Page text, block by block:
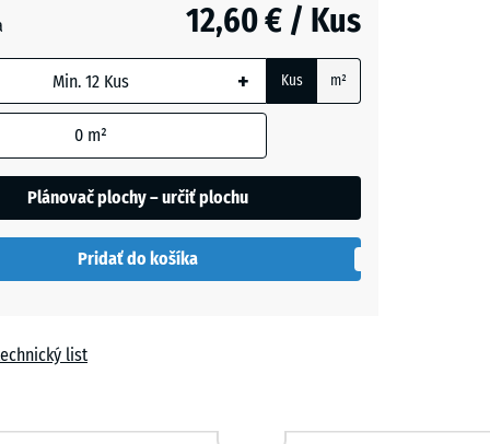
- 0,50 €
12,60 € / Kus
+ Kus m²
0 m²
Plánovač plochy – určiť plochu
Pridať do košíka
list